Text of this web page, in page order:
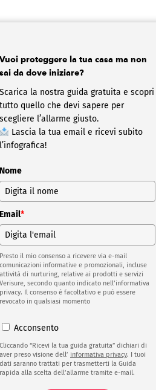
Vuoi proteggere la tua casa ma non
sai da dove iniziare?
Scarica la nostra guida gratuita e scopri
tutto quello che devi sapere per
scegliere l’allarme giusto.
Lascia la tua email e ricevi subito
l’infografica!
Nome
Email*
Presto il mio consenso a ricevere via e-mail
comunicazioni informative e promozionali, incluse
attività di nurturing, relative ai prodotti e servizi
Verisure, secondo quanto indicato nell’informativa
privacy. Il consenso è facoltativo e può essere
revocato in qualsiasi momento
Acconsento
Cliccando “Ricevi la tua guida gratuita” dichiari di
aver preso visione dell’ informativa privacy. I tuoi
dati saranno trattati per trasmetterti la Guida
rapida alla scelta dell’allarme tramite e-mail.